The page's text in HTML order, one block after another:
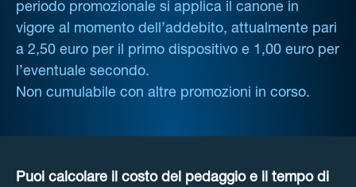
periodo promozionale si applica il canone in
vigore al momento dell’addebito, attualmente pari
a 2,50 euro per il primo dispositivo e 1,00 euro per
l’eventuale secondo.
Non cumulabile con altre promozioni in corso.
Puoi calcolare il costo del pedaggio e il tempo di